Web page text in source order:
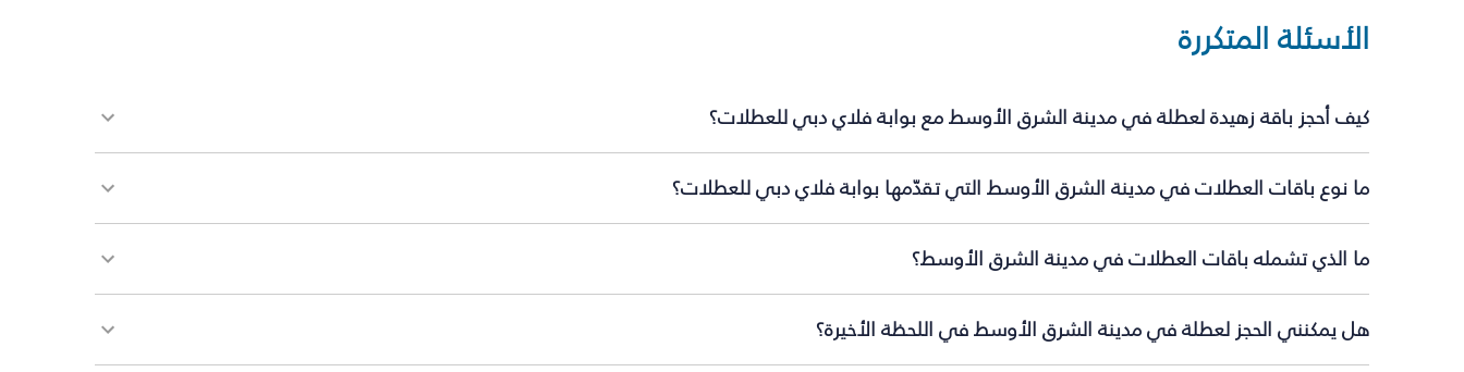
الأسئلة المتكررة
كيف أحجز باقة زهيدة لعطلة في مدينة الشرق الأوسط مع بوابة فلاي دبي للعطلات؟
ما نوع باقات العطلات في مدينة الشرق الأوسط التي تقدّمها بوابة فلاي دبي للعطلات؟
ما الذي تشمله باقات العطلات في مدينة الشرق الأوسط؟
هل يمكنني الحجز لعطلة في مدينة الشرق الأوسط في اللحظة الأخيرة؟